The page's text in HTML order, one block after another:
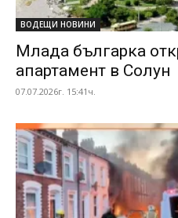
ВОДЕЩИ НОВИНИ
Млада българка
апартамент в Солун
07.07.2026г. 15:41ч.